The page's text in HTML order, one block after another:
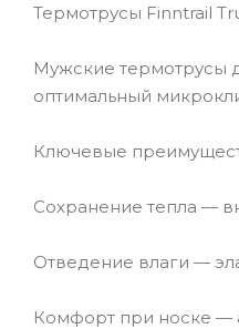
Термотрусы Finntrail
Мужские термотрусы
оптимальный
Ключевые
Сохранение тепла —
Отведение влаги —
Комфорт при носке —